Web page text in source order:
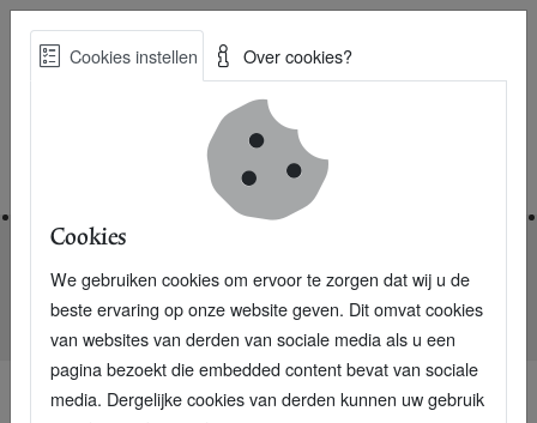
Skip
Best Practices voor een duurzame toekomst
Nieuwsarchief
MVRDV helpt Brad Pitt met geknakte woningen New Orleans
Cookies instellen Over cookies?
Cookies
We gebruiken cookies om ervoor te zorgen dat wij u de
beste ervaring op onze website geven. Dit omvat cookies
van websites van derden van sociale media als u een
pagina bezoekt die embedded content bevat van sociale
media. Dergelijke cookies van derden kunnen uw gebruik